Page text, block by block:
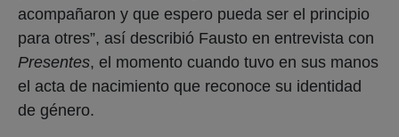
acompañaron y que espero pueda ser el principio
para otres”, así describió Fausto en entrevista con
Presentes, el momento cuando tuvo en sus manos
el acta de nacimiento que reconoce su identidad
de género.